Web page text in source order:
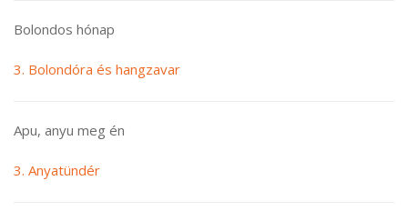
Bolondos hónap
3. Bolondóra és hangzavar
Apu, anyu meg én
3. Anyatündér